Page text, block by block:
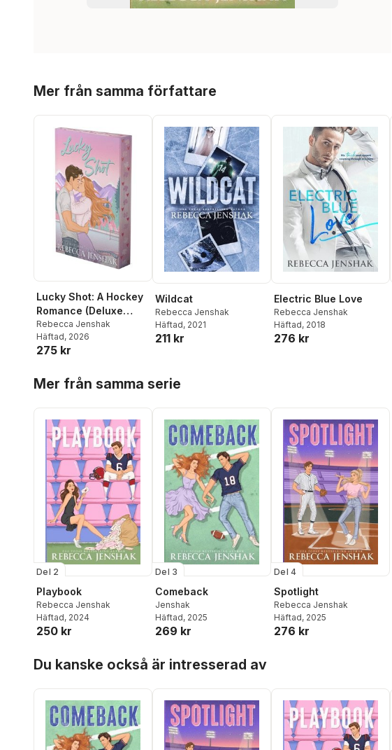
Mer från samma författare
Lucky Shot: A Hockey
Romance (Deluxe
Limited Edition)
Rebecca Jenshak
Häftad, 2026
275 kr
Wildcat
Rebecca Jenshak
Häftad, 2021
211 kr
Electric Blue Love
Rebecca Jenshak
Häftad, 2018
276 kr
Mer från samma serie
Del 2
Playbook
Rebecca Jenshak
Häftad, 2024
250 kr
Del 3
Comeback
Jenshak
Häftad, 2025
269 kr
Del 4
Spotlight
Rebecca Jenshak
Häftad, 2025
276 kr
Du kanske också är intresserad av